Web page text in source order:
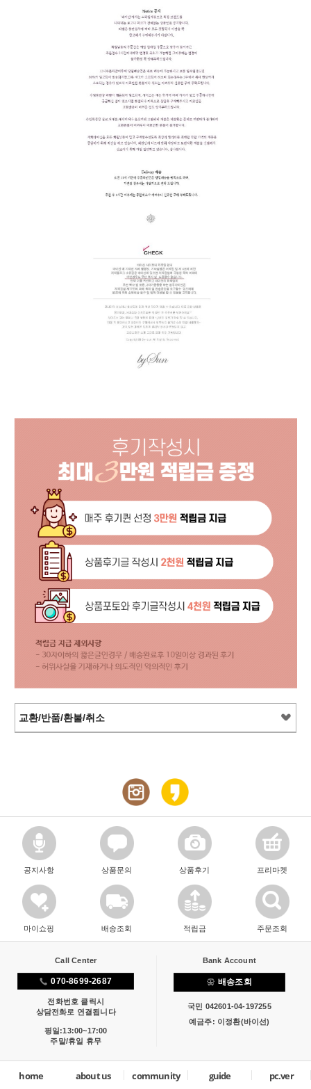
교환/반품/환불/취소
공지사항 상품문의 상품후기 프리마켓
마이쇼핑 배송조회 적립금 주문조회
Call Center
070-8699-2687
전화번호 클릭시
상담전화로 연결됩니다
평일:13:00~17:00
주말/휴일 휴무
Bank Account
배송조회
국민 042601-04-197255
예금주: 이정환(바이선)
home about us community guide pc.ver